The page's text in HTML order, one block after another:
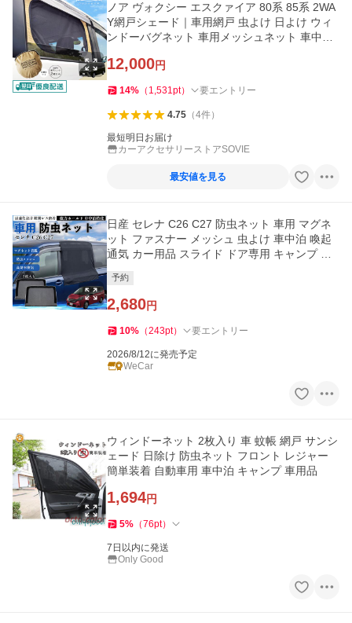
ノア ヴォクシー エスクァイア 80系 85系 2WA
Y網戸シェード｜車用網戸 虫よけ 日よけ ウィ
ンドーバグネット 車用メッシュネット 車中泊
12,000円
14% （ 1,531pt） 要エントリー
4.75（4件）
最短明日お届け
カーアクセサリーストアSOVIE
最安値を見る
日産 セレナ C26 C27 防虫ネット 車用 マグネ
ット ファスナー メッシュ 虫よけ 車中泊 喚起
通気 カー用品 スライド ドア専用 キャンプ 網
予約
2,680円
10% （243pt） 要エントリー
2026/8/12に発売予定
WeCar
ウィンドーネット 2枚入り 車 蚊帳 網戸 サンシ
ェード 日除け 防虫ネット フロント レジャー
簡単装着 自動車用 車中泊 キャンプ 車用品
1,694円
5% （76pt）
7日以内に発送
Only Good